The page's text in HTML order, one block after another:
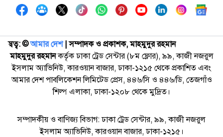
স্বত্ব: ©️আমার দেশ| সম্পাদক ও প্রকাশক, মাহমুদুর রহমান
মাহমুদুর রহমানকর্তৃক ঢাকা ট্রেড সেন্টার (৮ম ফ্লোর), ৯৯, কাজী নজরুল
ইসলাম অ্যাভিনিউ, কারওয়ান বাজার, ঢাকা-১২১৫ থেকে প্রকাশিত এবং
আমার দেশ পাবলিকেশন লিমিটেড প্রেস, ৪৪৬/সি ও ৪৪৬/ডি, তেজগাঁও
শিল্প এলাকা, ঢাকা-১২০৮ থেকে মুদ্রিত।
সম্পাদকীয় ও বাণিজ্য বিভাগ: ঢাকা ট্রেড সেন্টার, ৯৯, কাজী নজরুল
ইসলাম অ্যাভিনিউ, কারওয়ান বাজার, ঢাকা-১২১৫।